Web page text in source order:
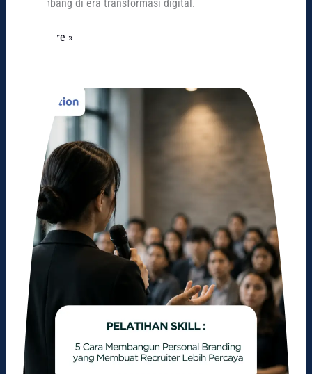
berkembang di era transformasi digital.
Read More »
Membangun
Personal
Branding
Membuat
Recruiter
Lebih
Percaya